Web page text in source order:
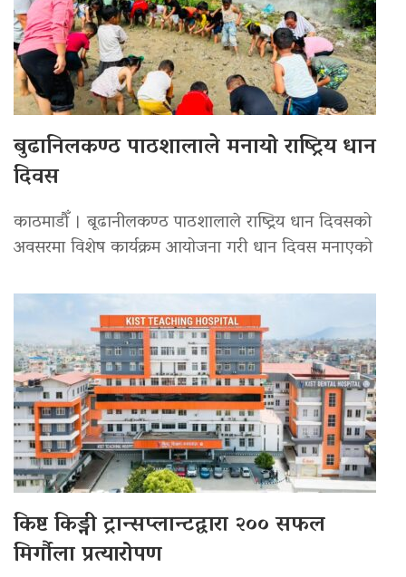
बुढानिलकण्ठ पाठशालाले मनायो राष्ट्रिय धान
दिवस
काठमाडौँ । बूढानीलकण्ठ पाठशालाले राष्ट्रिय धान दिवसको
अवसरमा विशेष कार्यक्रम आयोजना गरी धान दिवस मनाएको
किष्ट किड्नी ट्रान्सप्लान्टद्वारा २०० सफल
मिर्गौला प्रत्यारोपण